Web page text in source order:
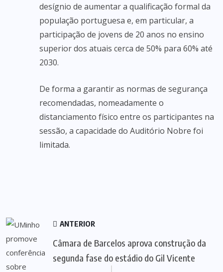
desígnio de aumentar a qualificação formal da
população portuguesa e, em particular, a
participação de jovens de 20 anos no ensino
superior dos atuais cerca de 50% para 60% até
2030.
De forma a garantir as normas de segurança
recomendadas, nomeadamente o
distanciamento físico entre os participantes na
sessão, a capacidade do Auditório Nobre foi
limitada.
ANTERIOR
Câmara de Barcelos aprova construção da
segunda fase do estádio do Gil Vicente